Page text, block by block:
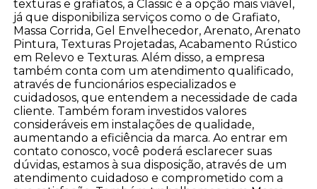
texturas e grafiatos, a Classic é a opção mais viável,
já que disponibiliza serviços como o de Grafiato,
Massa Corrida, Gel Envelhecedor, Arenato, Arenato
Pintura, Texturas Projetadas, Acabamento Rústico
em Relevo e Texturas. Além disso, a empresa
também conta com um atendimento qualificado,
através de funcionários especializados e
cuidadosos, que entendem a necessidade de cada
cliente. Também foram investidos valores
consideráveis em instalações de qualidade,
aumentando a eficiência da marca. Ao entrar em
contato conosco, você poderá esclarecer suas
dúvidas, estamos à sua disposição, através de um
atendimento cuidadoso e comprometido com a